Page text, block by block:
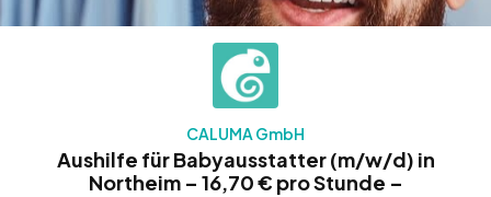
CALUMA GmbH
Aushilfe für Babyausstatter (m/w/d) in
Northeim – 16,70 € pro Stunde –